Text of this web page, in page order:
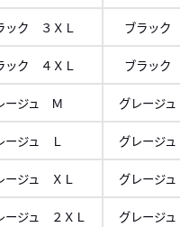
ック ３ＸＬ ブラック
ック ４ＸＬ ブラック
ージュ Ｍ グレージュ
ージュ Ｌ グレージュ
ージュ ＸＬ グレージュ
ージュ ２ＸＬ グレージュ